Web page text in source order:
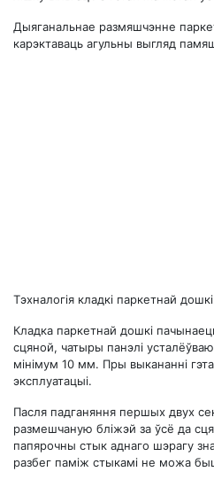
Дыяганальнае размяшчэнне
карэктаваць агульны выгляд
Тэхналогія кладкі паркетнай
Кладка паркетнай дошкі
сцяной, чатыры панэлі
мінімум 10 мм. Пры выкананні
эксплуатацыі.
Пасля падганяння першых двух
размешчаную бліжэй за ўсё да
папярочны стык аднаго шэрагу
разбег паміж стыкамі не можа